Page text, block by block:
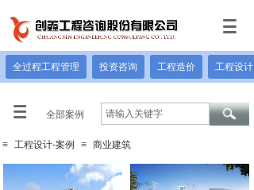
全过程工程管理 投资咨询 工程造价 工程设计
全部案例
≡ 工程设计-案例 ≡ 商业建筑